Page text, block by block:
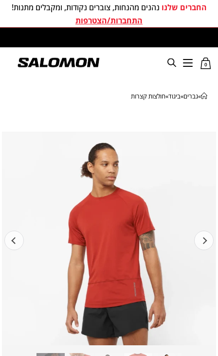
החברים שלנו נהנים מהנחות, צוברים נקודות, ומקבלים מתנות!
התחברות/הצטרפות
0
»גברים»ביגוד»חולצות קצרות